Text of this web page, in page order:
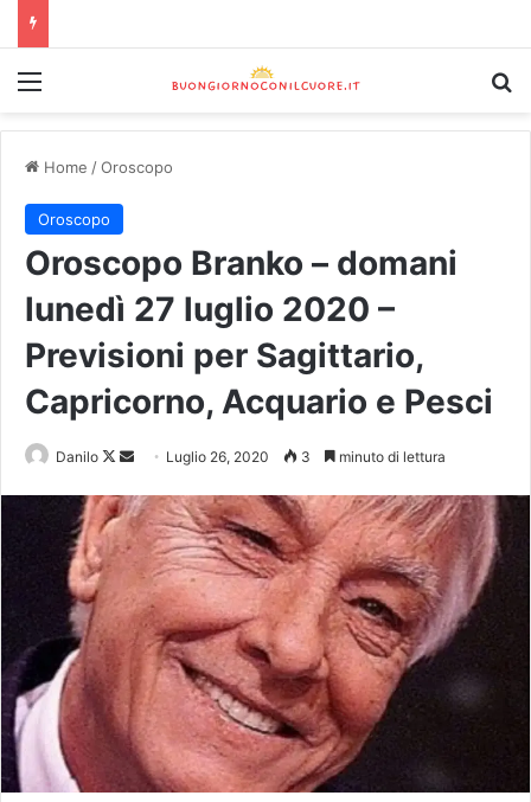
Home /Oroscopo
Oroscopo
Oroscopo Branko – domani
lunedì 27 luglio 2020 –
Previsioni per Sagittario,
Capricorno, Acquario e Pesci
Danilo Luglio 26, 2020 3 minuto di lettura